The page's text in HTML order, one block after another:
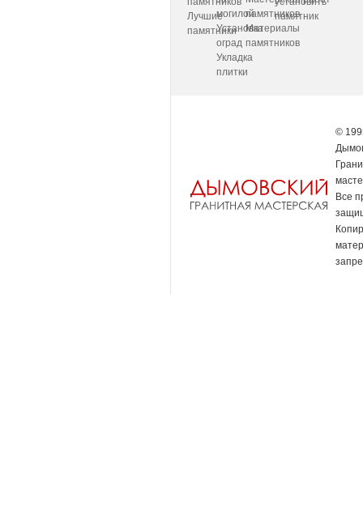
Лучшие
памятники
могилой
Установка
оград
Укладка
плитки
памятников
Материалы
памятников
памятник
©
Все